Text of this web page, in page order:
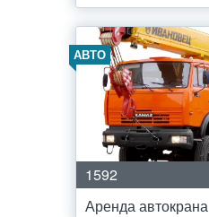
АВТО
1592
Аренда автокрана